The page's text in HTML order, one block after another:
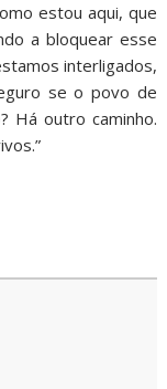
estou aqui, que
a bloquear esse
interligados,
se o povo de
Há outro caminho.